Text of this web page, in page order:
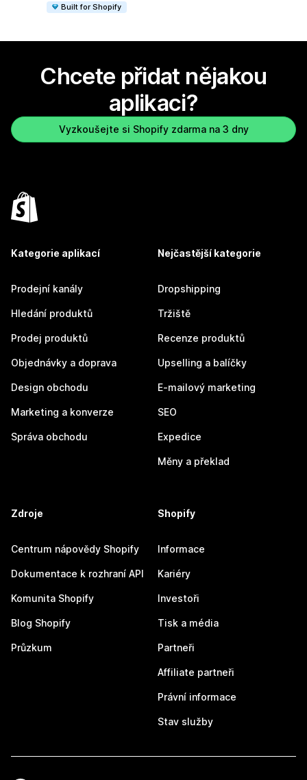
Built for Shopify
Chcete přidat nějakou
aplikaci?
Vyzkoušejte si Shopify zdarma na 3 dny
Kategorie aplikací
Prodejní kanály
Hledání produktů
Prodej produktů
Objednávky a doprava
Design obchodu
Marketing a konverze
Správa obchodu
Nejčastější kategorie
Dropshipping
Tržiště
Recenze produktů
Upselling a balíčky
E-mailový marketing
SEO
Expedice
Měny a překlad
Zdroje
Centrum nápovědy Shopify
Dokumentace k rozhraní API
Komunita Shopify
Blog Shopify
Průzkum
Shopify
Informace
Kariéry
Investoři
Tisk a média
Partneři
Affiliate partneři
Právní informace
Stav služby